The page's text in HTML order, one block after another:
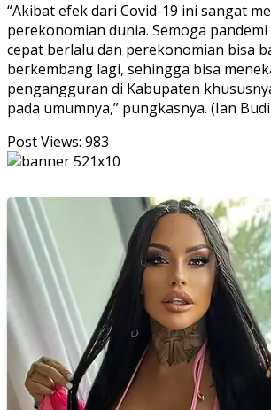
“Akibat efek dari Covid-19 ini sangat
perekonomian dunia. Semoga
cepat berlalu dan perekonomian bisa
berkembang lagi, sehingga bisa
pengangguran di Kabupaten
pada umumnya,” pungkasnya. (Ian
Post Views: 983